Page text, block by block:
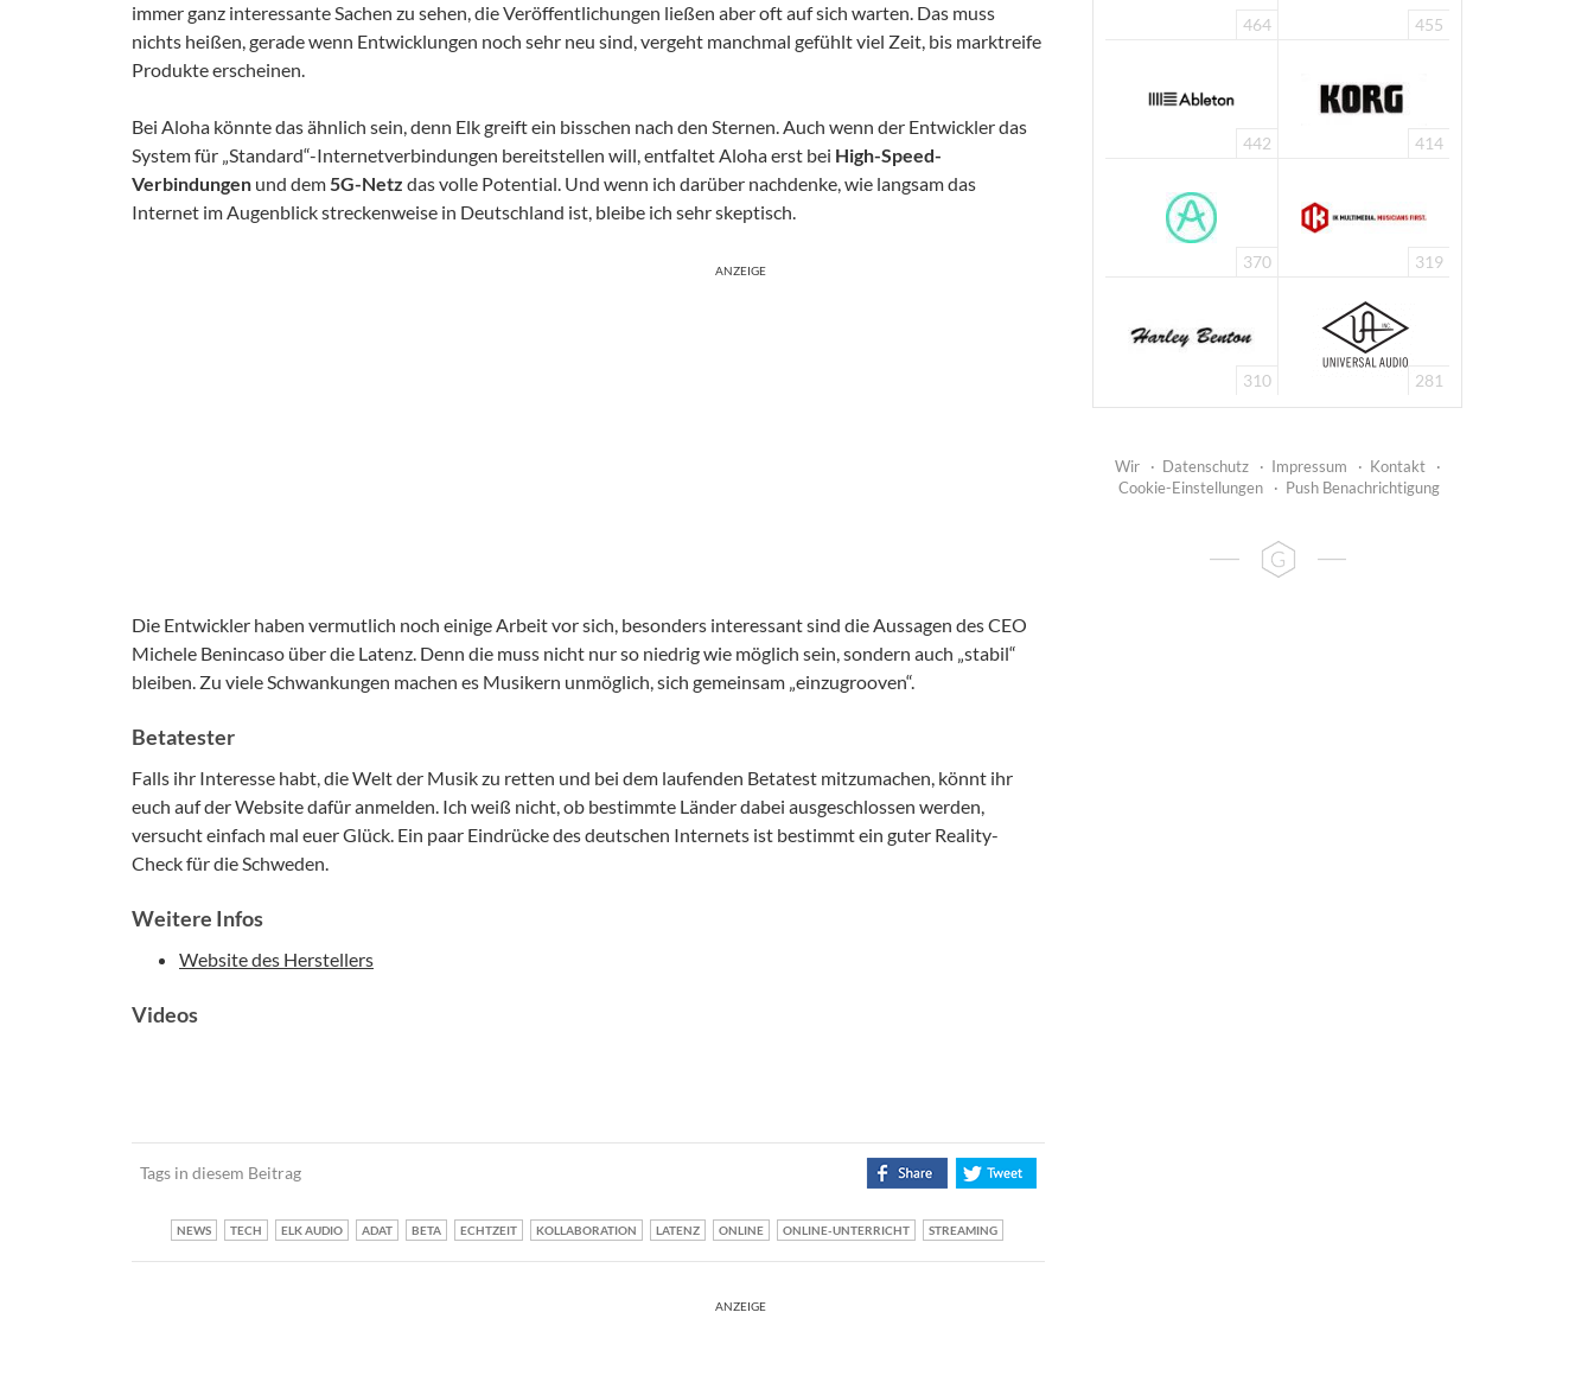
immer ganz interessante Sachen zu sehen, die Veröffentlichungen ließen aber oft auf sich warten. Das muss
nichts heißen, gerade wenn Entwicklungen noch sehr neu sind, vergeht manchmal gefühlt viel Zeit, bis marktreife
Produkte erscheinen.
Bei Aloha könnte das ähnlich sein, denn Elk greift ein bisschen nach den Sternen. Auch wenn der Entwickler das
System für „Standard“-Internetverbindungen bereitstellen will, entfaltet Aloha erst bei High-Speed-
Verbindungen und dem5G-Netz das volle Potential. Und wenn ich darüber nachdenke, wie langsam das
Internet im Augenblick streckenweise in Deutschland ist, bleibe ich sehr skeptisch.
ANZEIGE
Die Entwickler haben vermutlich noch einige Arbeit vor sich, besonders interessant sind die Aussagen des CEO
Michele Benincaso über die Latenz. Denn die muss nicht nur so niedrig wie möglich sein, sondern auch „stabil“
bleiben. Zu viele Schwankungen machen es Musikern unmöglich, sich gemeinsam „einzugrooven“.
Betatester
Falls ihr Interesse habt, die Welt der Musik zu retten und bei dem laufenden Betatest mitzumachen, könnt ihr
euch auf der Website dafür anmelden. Ich weiß nicht, ob bestimmte Länder dabei ausgeschlossen werden,
versucht einfach mal euer Glück. Ein paar Eindrücke des deutschen Internets ist bestimmt ein guter Reality-
Check für die Schweden.
Weitere Infos
Website des Herstellers
Videos
Tags in diesem Beitrag
NEWS TECH ELK AUDIO ADAT BETA ECHTZEIT KOLLABORATION LATENZ ONLINE ONLINE-UNTERRICHT STREAMING
ANZEIGE
464 455
442 414
370 319
310 281
Wir · Datenschutz · Impressum · Kontakt
·
Cookie-Einstellungen
· Push Benachrichtigung